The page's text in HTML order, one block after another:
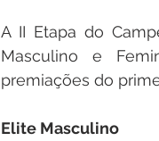
A II Etapa do
Masculino e
premiações do
Elite Masculino